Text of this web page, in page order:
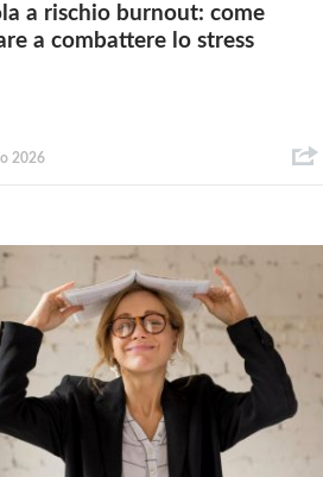
a rischio burnout: come
a combattere lo stress
2026